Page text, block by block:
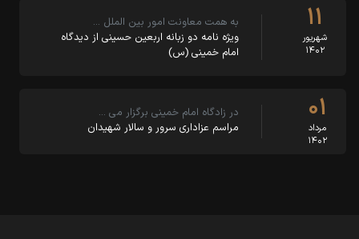
۱۱
شهریور
۱۴۰۲
به همت معاونت امور بین الملل …
ویژه نامه دو زبانه اربعین حسینی از دیدگاه
امام خمینی (س)
۰۱
مرداد
۱۴۰۲
در زادگاه امام خمینی برگزار می …
مراسم عزاداری سرور و سالار شهیدان